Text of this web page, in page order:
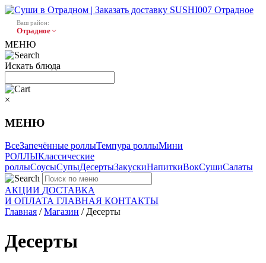
Ваш район:
Отрадное
МЕНЮ
Искать блюда
×
МЕНЮ
ВсеЗапечённые роллыТемпура роллыМини
РОЛЛЫКлассические
роллыСоусыСупыДесертыЗакускиНапиткиВокСушиСалаты
АКЦИИ ДОСТАВКА
И ОПЛАТА ГЛАВНАЯ КОНТАКТЫ
Главная /Магазин / Десерты
Десерты